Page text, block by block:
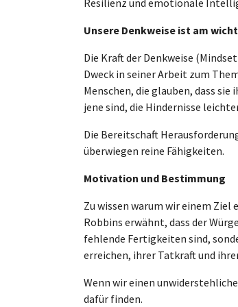
Unsere Denkweise ist am
Die Kraft der Denkweise
Dweck in seiner Arbeit zum
Menschen, die glauben, dass
jene sind, die Hindernisse
Die Bereitschaft
überwiegen reine Fähigkeiten.
Motivation und Bestimmung
Zu wissen warum wir einem
Robbins erwähnt, dass der
fehlende Fertigkeiten sind,
erreichen, ihrer Tatkraft und
Wenn wir einen
dafür finden.